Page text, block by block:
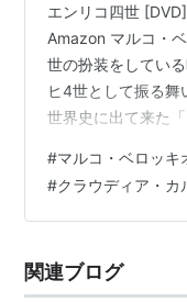
The
Video
メデ
この
エンリコ四世
Amazon マルコ・
世の扮装をしてい
ヒ4世として振る
世界史に出て来た
なのかということ
り、マストロヤン
る。 イタリアの古
（尺も長くなく理想
#マルコ・ベロッキ
#クラウディア・カ
関連ブログ